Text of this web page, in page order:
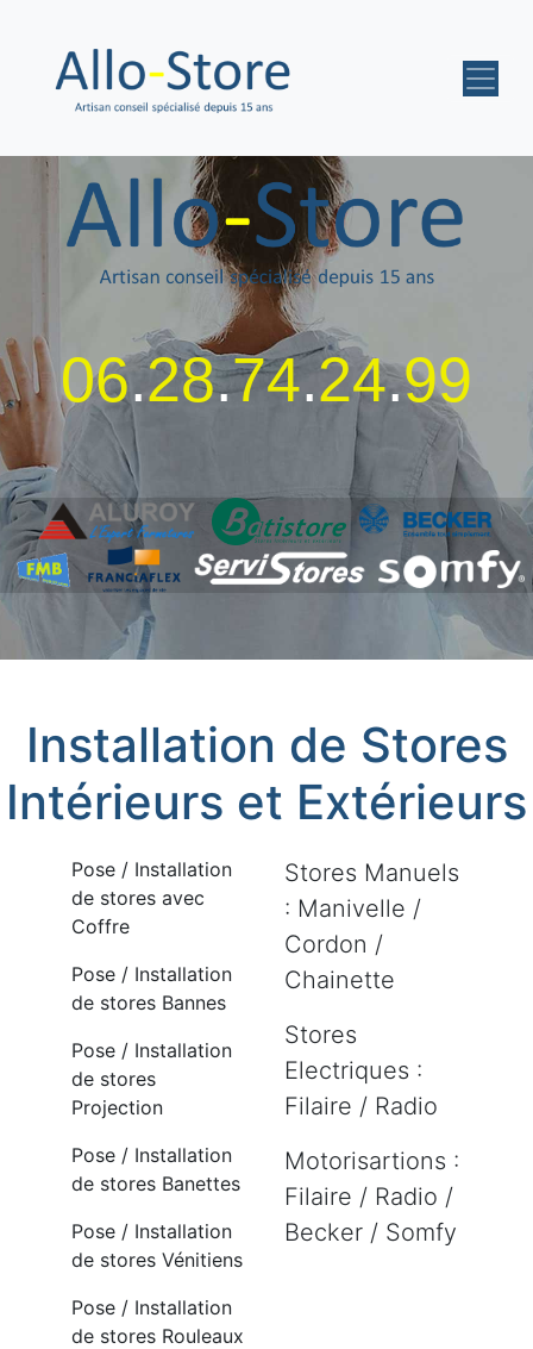
06.28.74.24.99
Installation de Stores
Intérieurs et Extérieurs
Pose / Installation
de stores avec
Coffre
Pose / Installation
de stores Bannes
Pose / Installation
de stores
Projection
Pose / Installation
de stores Banettes
Pose / Installation
de stores Vénitiens
Pose / Installation
de stores Rouleaux
Stores Manuels
: Manivelle /
Cordon /
Chainette
Stores
Electriques :
Filaire / Radio
Motorisartions :
Filaire / Radio /
Becker / Somfy